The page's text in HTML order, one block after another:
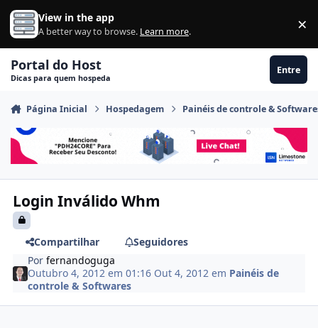
Ir para conteúdo
View in the app
A better way to browse. Learn more. ×
Portal do Host
Dicas para quem hospeda
Entre
Página Inicial Hospedagem Painéis de controle &
Login Inválido Whm
Compartilhar
Seguidores
Porfernandoguga
Outubro 4, 2012 em 01:16 Out 4, 2012 em Painéis de
controle & Softwares